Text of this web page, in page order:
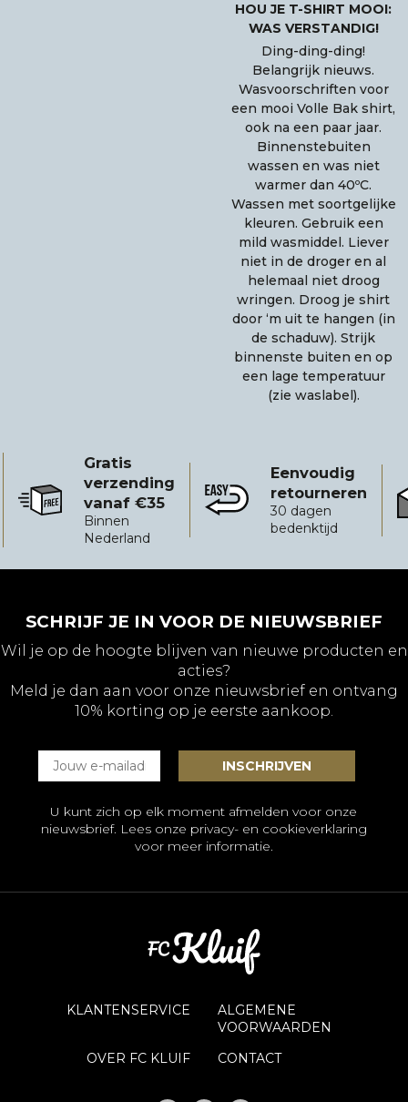
HOU JE T-SHIRT MOOI:
WAS VERSTANDIG!
Ding-ding-ding!
Belangrijk nieuws.
Wasvoorschriften voor
een mooi Volle Bak shirt,
ook na een paar jaar.
Binnenstebuiten
wassen en was niet
warmer dan 40ºC.
Wassen met soortgelijke
kleuren. Gebruik een
mild wasmiddel. Liever
niet in de droger en al
helemaal niet droog
wringen. Droog je shirt
door ‘m uit te hangen (in
de schaduw). Strijk
binnenste buiten en op
een lage temperatuur
(zie waslabel).
Gratis
verzending
vanaf €35
Binnen
Nederland
Gratis verzending vanaf €35
Eenvoudig
retourneren
30 dagen
bedenktijd
Eenvoudig retourneren
SCHRIJF JE IN VOOR DE NIEUWSBRIEF
Wil je op de hoogte blijven van nieuwe producten en
acties?
Meld je dan aan voor onze nieuwsbrief en ontvang
10% korting op je eerste aankoop.
U kunt zich op elk moment afmelden voor onze
nieuwsbrief. Lees onze privacy- en cookieverklaring
voor meer informatie.
KLANTENSERVICE
ALGEMENE
VOORWAARDEN
OVER FC KLUIF
CONTACT